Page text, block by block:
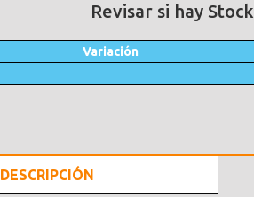
Revisar si hay Stock
Variación
DESCRIPCIÓN